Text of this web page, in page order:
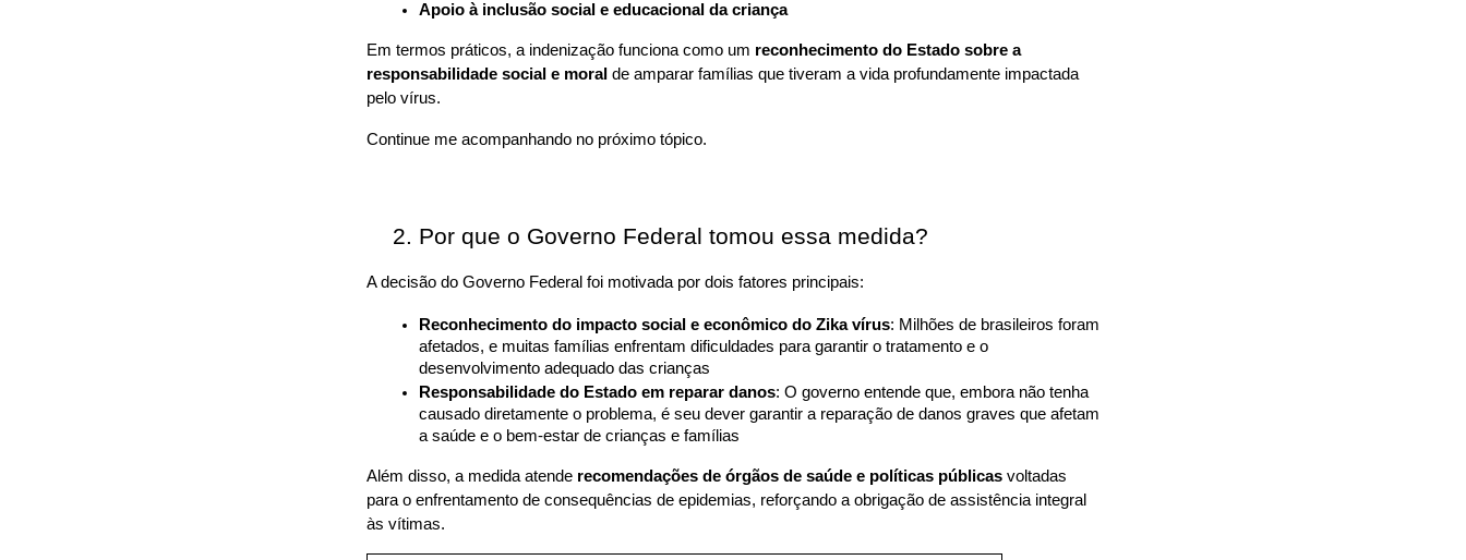
Apoio à inclusão social e educacional da criança
Em termos práticos, a indenização funciona como um reconhecimento do Estado sobre a
responsabilidade social e moral de amparar famílias que tiveram a vida profundamente impactada
pelo vírus.
Continue me acompanhando no próximo tópico.
Por que o Governo Federal tomou essa medida?
A decisão do Governo Federal foi motivada por dois fatores principais:
Reconhecimento do impacto social e econômico do Zika vírus: Milhões de brasileiros foram
afetados, e muitas famílias enfrentam dificuldades para garantir o tratamento e o
desenvolvimento adequado das crianças
Responsabilidade do Estado em reparar danos: O governo entende que, embora não tenha
causado diretamente o problema, é seu dever garantir a reparação de danos graves que afetam
a saúde e o bem-estar de crianças e famílias
Além disso, a medida atende recomendações de órgãos de saúde e políticas públicas voltadas
para o enfrentamento de consequências de epidemias, reforçando a obrigação de assistência integral
às vítimas.